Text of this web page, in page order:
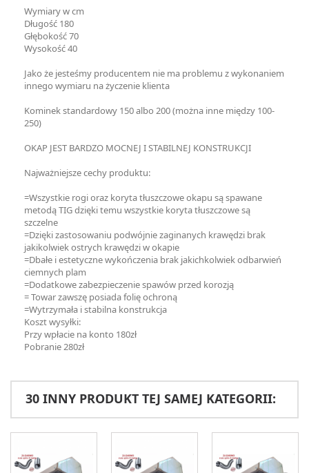
Wymiary w cm
Długość 180
Głębokość 70
Wysokość 40
Jako że jesteśmy producentem nie ma problemu z wykonaniem
innego wymiaru na życzenie klienta
Kominek standardowy 150 albo 200 (można inne między 100-
250)
OKAP JEST BARDZO MOCNEJ I STABILNEJ KONSTRUKCJI
Najważniejsze cechy produktu:
=Wszystkie rogi oraz koryta tłuszczowe okapu są spawane
metodą TIG dzięki temu wszystkie koryta tłuszczowe są
szczelne
=Dzięki zastosowaniu podwójnie zaginanych krawędzi brak
jakikolwiek ostrych krawędzi w okapie
=Dbałe i estetyczne wykończenia brak jakichkolwiek odbarwień
ciemnych plam
=Dodatkowe zabezpieczenie spawów przed korozją
= Towar zawszę posiada folię ochroną
=Wytrzymała i stabilna konstrukcja
Koszt wysyłki:
Przy wpłacie na konto 180zł
Pobranie 280zł
30 INNY PRODUKT TEJ SAMEJ KATEGORII: